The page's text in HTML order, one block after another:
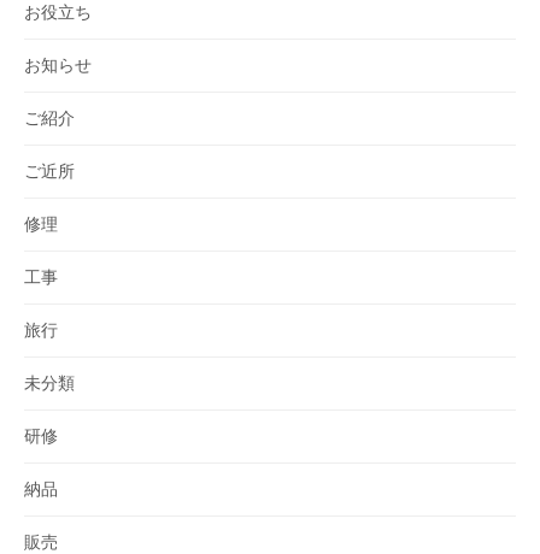
お役立ち
お知らせ
ご紹介
ご近所
修理
工事
旅行
未分類
研修
納品
販売